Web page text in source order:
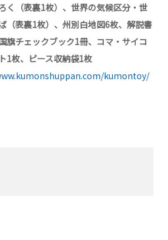
く（表裏1枚）、世界の気候区分・世
（表裏1枚）、州別白地図6枚、解説書
旗チェックブック1冊、コマ・サイコ
1枚、ピース収納袋1枚
kumontoy/